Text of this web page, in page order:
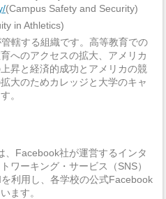
(Campus Safety and Security)
in Athletics)
轄する組織です。高等教育での
へのアクセスの拡大、アメリカ
昇と経済的成功とアメリカの競
大のためカレッジと大学のキャ
。
、Facebook社が運営するインタ
ワーキング・サービス（SNS）
利用し、各学校の公式Facebook
ます。